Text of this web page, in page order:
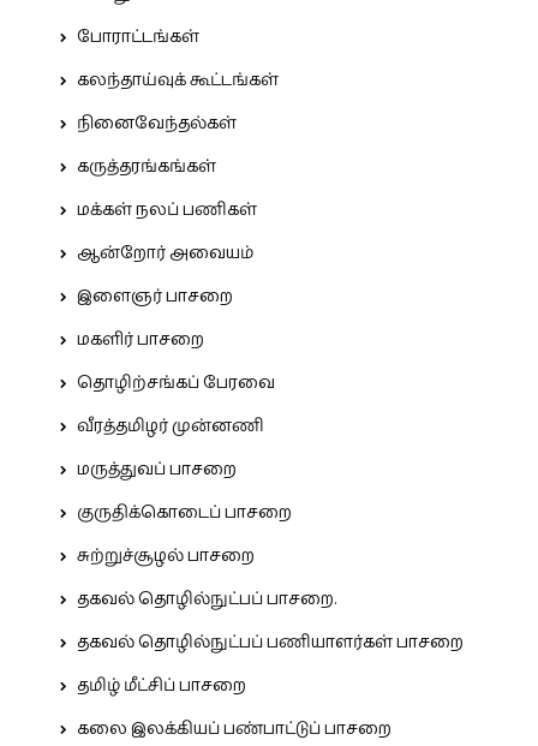
போராட்டங்கள்
கலந்தாய்வுக் கூட்டங்கள்
நினைவேந்தல்கள்
கருத்தரங்கங்கள்
மக்கள் நலப் பணிகள்
ஆன்றோர் அவையம்
இளைஞர் பாசறை
மகளிர் பாசறை
தொழிற்சங்கப் பேரவை
வீரத்தமிழர் முன்னணி
மருத்துவப் பாசறை
குருதிக்கொடைப் பாசறை
சுற்றுச்சூழல் பாசறை
தகவல் தொழில்நுட்பப் பாசறை.
தகவல் தொழில்நுட்பப் பணியாளர்கள் பாசறை
தமிழ் மீட்சிப் பாசறை
கலை இலக்கியப் பண்பாட்டுப் பாசறை